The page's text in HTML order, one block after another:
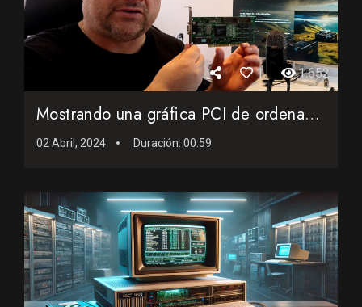
1 1.652
Mostrando una gráfica PCI de ordenador
02 Abril, 2024 Duración: 00:59